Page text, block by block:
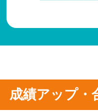
成績アップ・